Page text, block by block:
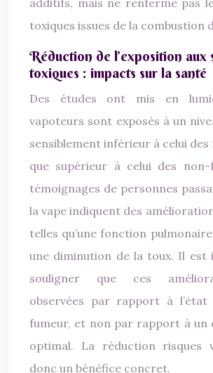
additifs, mais ne renferme pas
toxiques issues de la combustion
Réduction de l’exposition aux
toxiques : impacts sur la santé
Des études ont mis en
vapoteurs sont exposés à un
sensiblement inférieur à celui des
que supérieur à celui des non-
témoignages de personnes
la vape indiquent des
telles qu’une fonction
une diminution de la toux. Il est
souligner que ces
observées par rapport à
fumeur, et non par rapport à un
optimal. La réduction risques
donc un bénéfice concret.